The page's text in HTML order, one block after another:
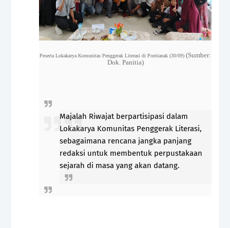
Peserta Lokakarya Komunitas Penggerak Literasi di Pontianak (30/09) (Sumber:
Dok. Panitia)
Majalah Riwajat berpartisipasi dalam
Lokakarya Komunitas Penggerak Literasi,
sebagaimana rencana jangka panjang
redaksi untuk membentuk perpustakaan
sejarah di masa yang akan datang.